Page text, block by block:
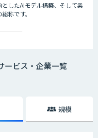
したAIモデル構築、そして業
称です。
する今、金融業界では規制や
リスク管理を行う態勢が求め
断するだけでは実際に利用す
、与信審査など社会の重要な
ービス・企業一覧
規模